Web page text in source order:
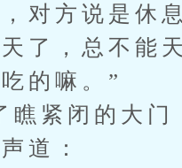
对方说是休
，总不能天
的嘛。”
紧闭的大门
道：